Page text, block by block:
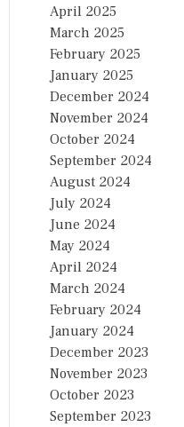
April 2025
March 2025
February 2025
January 2025
December 2024
November 2024
October 2024
September 2024
August 2024
July 2024
June 2024
May 2024
April 2024
March 2024
February 2024
January 2024
December 2023
November 2023
October 2023
September 2023